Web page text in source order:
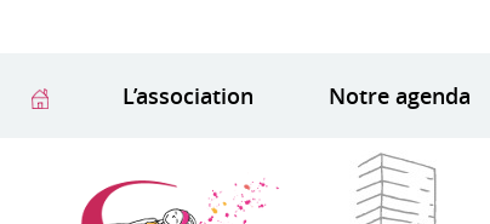
L’association Notre agenda